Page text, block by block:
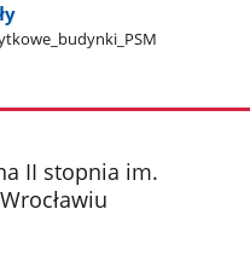
II stopnia im.